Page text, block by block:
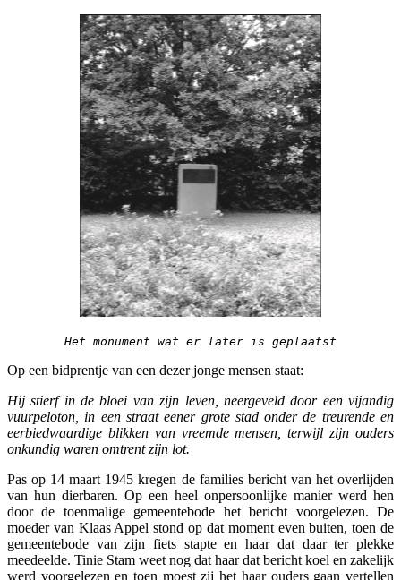
Het monument wat er later is geplaatst
Op een bidprentje van een dezer jonge mensen staat:
Hij stierf in de bloei van zijn leven, neergeveld door een vijandig
vuurpeloton, in een straat eener grote stad onder de treurende en
eerbiedwaardige blikken van vreemde mensen, terwijl zijn ouders
onkundig waren omtrent zijn lot.
Pas op 14 maart 1945 kregen de families bericht van het overlijden
van hun dierbaren. Op een heel onpersoonlijke manier werd hen
door de toenmalige gemeentebode het bericht voorgelezen. De
moeder van Klaas Appel stond op dat moment even buiten, toen de
gemeentebode van zijn fiets stapte en haar dat daar ter plekke
meedeelde. Tinie Stam weet nog dat haar dat bericht koel en zakelijk
werd voorgelezen en toen moest zij het haar ouders gaan vertellen